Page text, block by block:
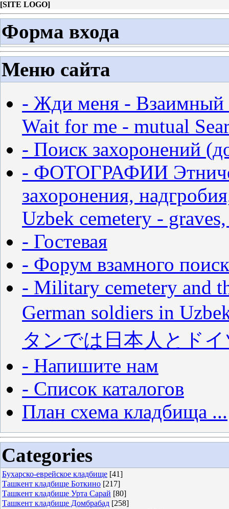
[SITE LOGO]
Форма входа
Меню сайта
- Жди меня - Взаимный
Wait for me - mutual
- Поиск захоронений
- ФОТОГРАФИИ
захоронения,
Uzbek cemetery -
- Гостевая
- Форум взамного
- Military cemetery and
German soldiers in
タンでは日本人とド
- Напишите нам
- Список каталогов
План схема кладбища ...
Categories
Бухарско-еврейское кладбище [41]
Ташкент кладбище Боткино [217]
Ташкент кладбище Урта Сарай [80]
Ташкент кладбище Домбрабад [258]